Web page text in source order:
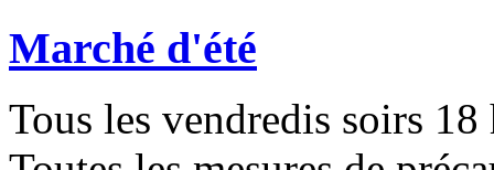
Marché d'été
Tous les vendredis soirs